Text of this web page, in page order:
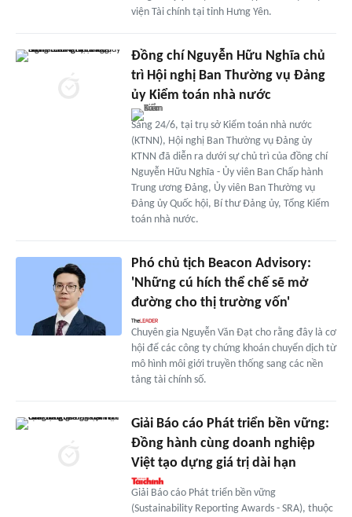
viện Tài chính tại tỉnh Hưng Yên.
Đồng chí Nguyễn Hữu Nghĩa chủ
trì Hội nghị Ban Thường vụ Đảng
ủy Kiểm toán nhà nước
Sáng 24/6, tại trụ sở Kiểm toán nhà nước
(KTNN), Hội nghị Ban Thường vụ Đảng ủy
KTNN đã diễn ra dưới sự chủ trì của đồng chí
Nguyễn Hữu Nghĩa - Ủy viên Ban Chấp hành
Trung ương Đảng, Ủy viên Ban Thường vụ
Đảng ủy Quốc hội, Bí thư Đảng ủy, Tổng Kiểm
toán nhà nước.
Phó chủ tịch Beacon Advisory:
'Những cú hích thể chế sẽ mở
đường cho thị trường vốn'
Chuyên gia Nguyễn Văn Đạt cho rằng đây là cơ
hội để các công ty chứng khoán chuyển dịch từ
mô hình môi giới truyền thống sang các nền
tảng tài chính số.
Giải Báo cáo Phát triển bền vững:
Đồng hành cùng doanh nghiệp
Việt tạo dựng giá trị dài hạn
Giải Báo cáo Phát triển bền vững
(Sustainability Reporting Awards - SRA), thuộc